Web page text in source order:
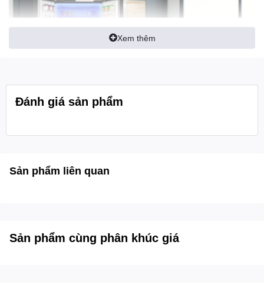
*Hình ảnh chỉ mang tính chất minh họa
Công nghệ Origin Inverter: Sự kết hợp giữa máy nén và
Xem thêm
Đánh giá sản phẩm
Sản phẩm liên quan
Sản phẩm cùng phân khúc giá